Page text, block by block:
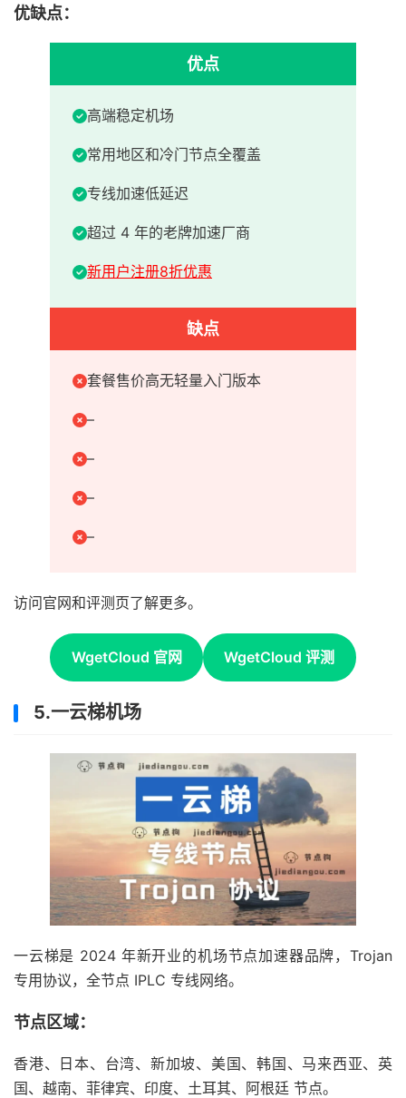
优缺点：
优点
高端稳定机场
常用地区和冷门节点全覆盖
专线加速低延迟
超过 4 年的老牌加速厂商
新用户注册8折优惠
缺点
套餐售价高无轻量入门版本
–
–
–
–
访问官网和评测页了解更多。
WgetCloud 官网 WgetCloud 评测
5.一云梯机场
一云梯是 2024 年新开业的机场节点加速器品牌，Trojan
专用协议，全节点 IPLC 专线网络。
节点区域：
香港、日本、台湾、新加坡、美国、韩国、马来西亚、英
国、越南、菲律宾、印度、土耳其、阿根廷 节点。